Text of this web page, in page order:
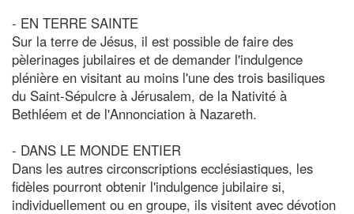
- EN TERRE SAINTE
Sur la terre de Jésus, il est possible de faire des
pèlerinages jubilaires et de demander l'indulgence
plénière en visitant au moins l'une des trois basiliques
du Saint-Sépulcre à Jérusalem, de la Nativité à
Bethléem et de l'Annonciation à Nazareth.
- DANS LE MONDE ENTIER
Dans les autres circonscriptions ecclésiastiques, les
fidèles pourront obtenir l'indulgence jubilaire si,
individuellement ou en groupe, ils visitent avec dévotion